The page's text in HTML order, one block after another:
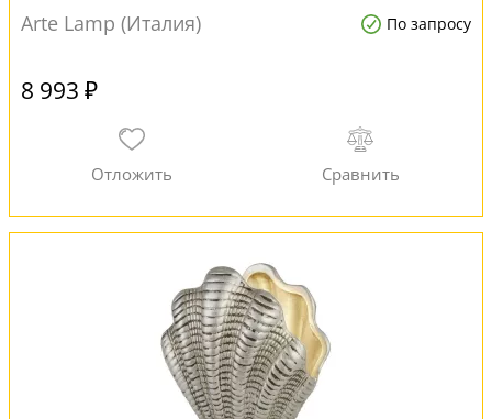
Arte Lamp (Италия)
По запросу
8 993 ₽